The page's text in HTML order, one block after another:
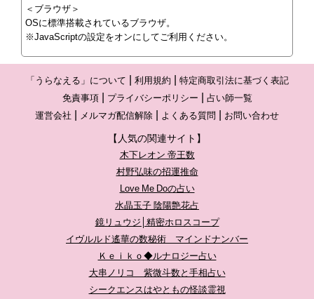
＜ブラウザ＞
OSに標準搭載されているブラウザ。
※JavaScriptの設定をオンにしてご利用ください。
「うらなえる」について 利用規約
特定商取引法に基づく表記
免責事項
プライバシーポリシー
占い師一覧
運営会社
メルマガ配信解除 よくある質問 お問い合わせ
【人気の関連サイト】
木下レオン 帝王数
村野弘味の招運推命
Love Me Doの占い
水晶玉子 陰陽艶花占
鏡リュウジ│精密ホロスコープ
イヴルルド遙華の数秘術 マインドナンバー
Ｋｅｉｋｏ◆ルナロジー占い
大串ノリコ 紫微斗数と手相占い
シークエンスはやともの怪談霊視